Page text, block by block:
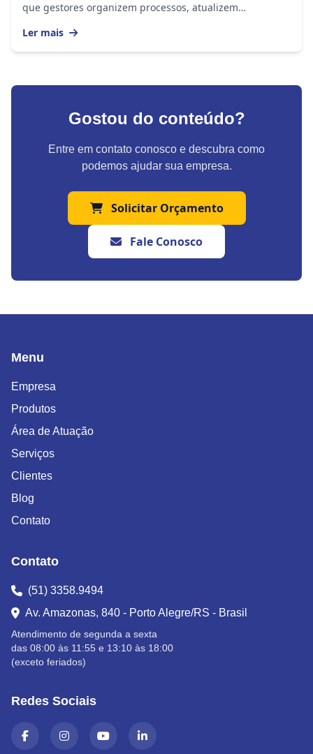
que gestores organizem processos, atualizem
Ler mais
Gostou do conteúdo?
Entre em contato conosco e descubra como
podemos ajudar sua empresa.
Solicitar Orçamento
Fale Conosco
Menu
Empresa
Produtos
Área de Atuação
Serviços
Clientes
Blog
Contato
Contato
(51) 3358.9494
Av. Amazonas, 840 - Porto Alegre/RS - Brasil
Atendimento de segunda a sexta
das 08:00 às 11:55 e 13:10 às 18:00
(exceto feriados)
Redes Sociais